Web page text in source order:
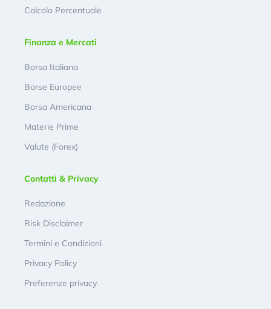
Calcolo Percentuale
Finanza e Mercati
Borsa Italiana
Borse Europee
Borsa Americana
Materie Prime
Valute (Forex)
Contatti & Privacy
Redazione
Risk Disclaimer
Termini e Condizioni
Privacy Policy
Preferenze privacy